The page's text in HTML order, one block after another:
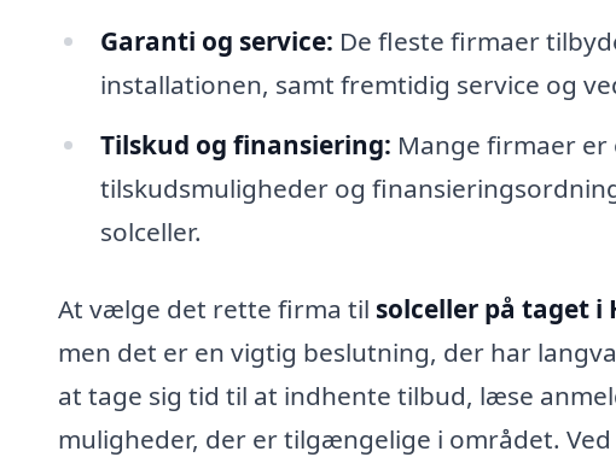
Garanti og service: De fleste firmaer
installationen, samt fremtidig service og
Tilskud og finansiering: Mange firmaer
tilskudsmuligheder og
solceller.
At vælge det rette firma til solceller på taget i
men det er en vigtig beslutning, der har
at tage sig tid til at indhente tilbud, læse
muligheder, der er tilgængelige i området.